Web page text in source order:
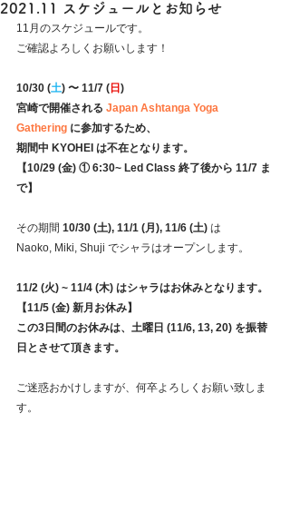
2021.11 スケジュールとお知らせ
11月のスケジュールです。
ご確認よろしくお願いします！
10/30 (土) 〜 11/7 ( 日 )
宮崎で開催される Japan Ashtanga Yoga
Gathering に参加するため、
期間中 KYOHEI は不在となります。
【10/29 (金) ① 6:30~ Led Class 終了後から 11/7 ま
で】
その期間 10/30 (土), 11/1 (月), 11/6 (土) は
Naoko, Miki, Shuji でシャラはオープンします。
11/2 (火) ~ 11/4 (木) はシャラはお休みとなります。
【11/5 (金) 新月お休み】
この3日間のお休みは、土曜日 (11/6, 13, 20) を振替
日とさせて頂きます。
ご迷惑おかけしますが、何卒よろしくお願い致しま
す。